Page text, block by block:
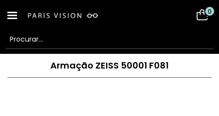
0
Armação ZEISS 50001 F081